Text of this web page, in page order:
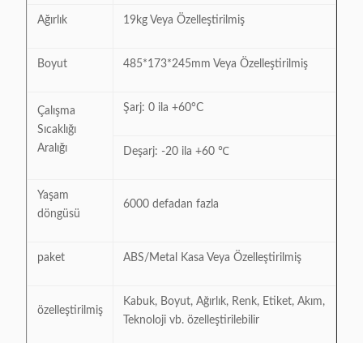
Ağırlık 19kg Veya Özelleştirilmiş
Boyut 485*173*245mm Veya Özelleştirilmiş
Çalışma
Sıcaklığı
Aralığı
Şarj: 0 ila +60°C
Deşarj: -20 ila +60 ℃
Yaşam
döngüsü
6000 defadan fazla
paket ABS/Metal Kasa Veya Özelleştirilmiş
özelleştirilmiş
Kabuk, Boyut, Ağırlık, Renk, Etiket, Akım,
Teknoloji vb. özelleştirilebilir